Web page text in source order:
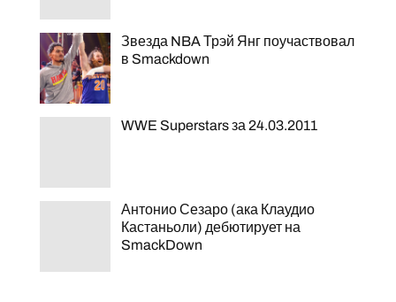
Звезда NBA Трэй Янг поучаствовал
в Smackdown
WWE Superstars за 24.03.2011
Антонио Сезаро (ака Клаудио
Кастаньоли) дебютирует на
SmackDown